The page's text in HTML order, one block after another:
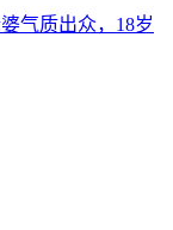
气质出众，18岁